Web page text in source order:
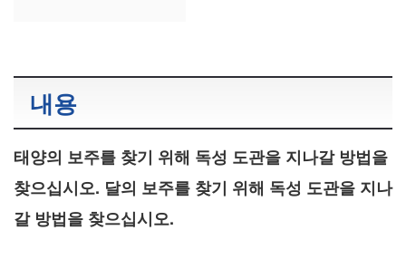
내용
태양의 보주를 찾기 위해 독성 도관을 지나갈 방법을
찾으십시오. 달의 보주를 찾기 위해 독성 도관을 지나
갈 방법을 찾으십시오.